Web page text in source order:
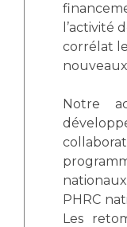
l’activité
corrélat
Notre
PHRC
Les